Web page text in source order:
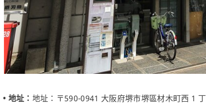
• 地址： 地址：〒590-0941 大阪府堺市堺區材木町西 1